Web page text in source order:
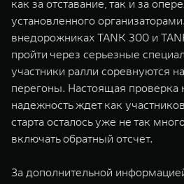
как за отставание, так и за
установленного
внедорожниках TANK 300 и
пройти через серьезные
участники ралли соревнуются
перегоны. Настоящая проверка
надежность ждет как
старта осталось уже не так
включать обратный отсчет.
За дополнительной